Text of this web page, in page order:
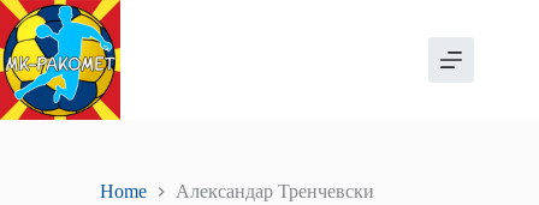
Skip
to
content
Home Александар Тренчевски